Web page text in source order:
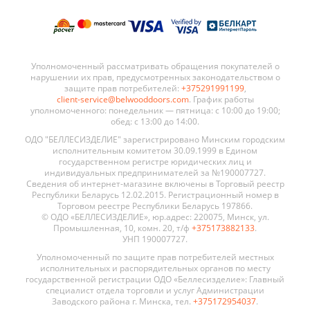
Уполномоченный рассматривать обращения покупателей о
нарушении их прав, предусмотренных законодательством о
защите прав потребителей: +375291991199,
client-service@belwooddoors.com. График работы
уполномоченного: понедельник — пятница: с 10:00 до 19:00;
обед: с 13:00 до 14:00.
ОДО "БЕЛЛЕСИЗДЕЛИЕ" зарегистрировано Минским городским
исполнительным комитетом 30.09.1999 в Едином
государственном регистре юридических лиц и
индивидуальных предпринимателей за №190007727.
Сведения об интернет-магазине включены в Торговый реестр
Республики Беларусь 12.02.2015. Регистрационный номер в
Торговом реестре Республики Беларусь 197866.
© ОДО «БЕЛЛЕСИЗДЕЛИЕ», юр.адрес: 220075, Минск, ул.
Промышленная, 10, комн. 20, т/ф +375173882133.
УНП 190007727.
Уполномоченный по защите прав потребителей местных
исполнительных и распорядительных органов по месту
государственной регистрации ОДО «Беллесизделие»: Главный
специалист отдела торговли и услуг Администрации
Заводского района г. Минска, тел. +375172954037.